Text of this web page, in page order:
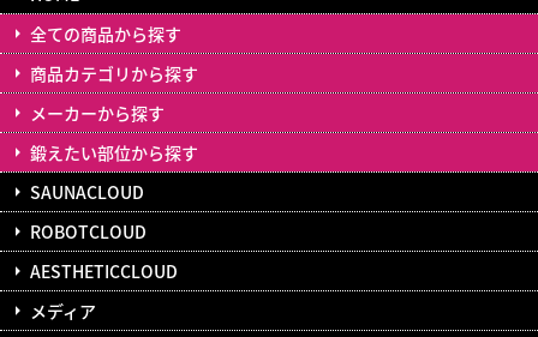
全ての商品から探す
商品カテゴリから探す
メーカーから探す
鍛えたい部位から探す
SAUNACLOUD
ROBOTCLOUD
AESTHETICCLOUD
メディア